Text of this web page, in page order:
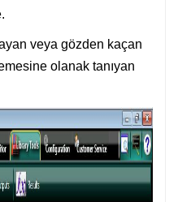
veya gözden kaçan
olanak tanıyan